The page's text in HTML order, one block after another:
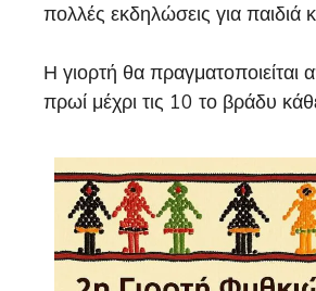
πολλές εκδηλώσεις για παιδιά
Η γιορτή θα πραγματοποιείται
πρωί μέχρι τις 10 το βράδυ